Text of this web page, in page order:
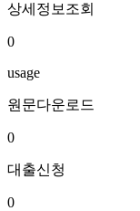
상세정보조회
0
usage
원문다운로드
0
대출신청
0